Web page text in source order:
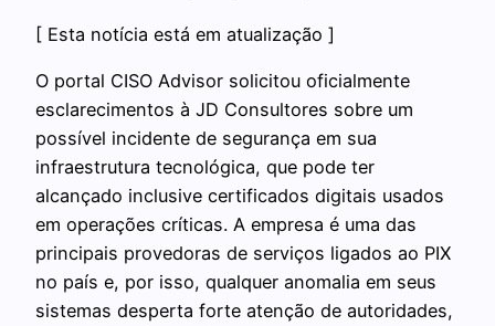
[ Esta notícia está em atualização ]
O portal CISO Advisor solicitou oficialmente
esclarecimentos à JD Consultores sobre um
possível incidente de segurança em sua
infraestrutura tecnológica, que pode ter
alcançado inclusive certificados digitais usados
em operações críticas. A empresa é uma das
principais provedoras de serviços ligados ao PIX
no país e, por isso, qualquer anomalia em seus
sistemas desperta forte atenção de autoridades,